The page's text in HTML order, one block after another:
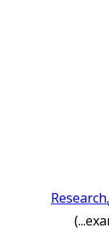
Research